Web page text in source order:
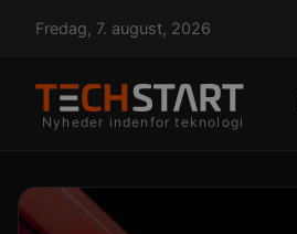
Fredag, 7. august, 2026
Nyheder indenfor teknologi